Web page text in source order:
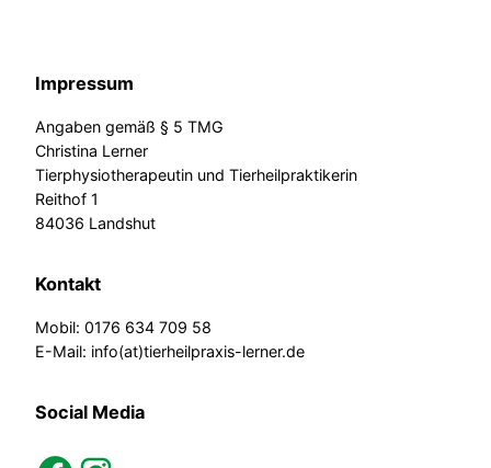
Impressum
Angaben gemäß § 5 TMG
Christina Lerner
Tierphysiotherapeutin und Tierheilpraktikerin
Reithof 1
84036 Landshut
Kontakt
Mobil: 0176 634 709 58
E-Mail: info(at)tierheilpraxis-lerner.de
Social Media